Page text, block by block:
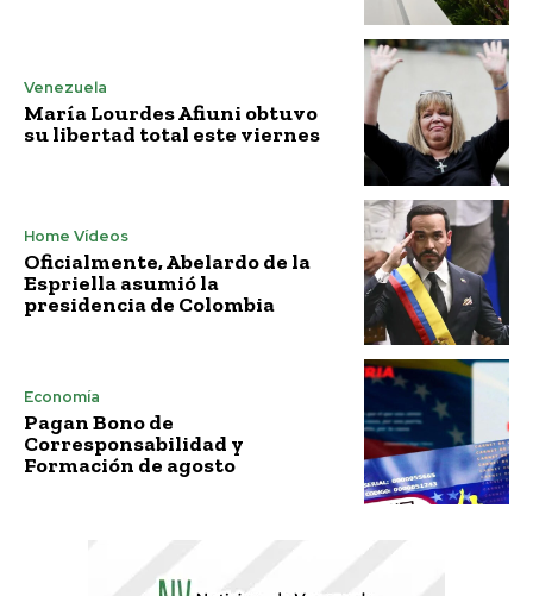
Venezuela
María Lourdes Afiuni obtuvo
su libertad total este viernes
Home Vídeos
Oficialmente, Abelardo de la
Espriella asumió la
presidencia de Colombia
Economía
Pagan Bono de
Corresponsabilidad y
Formación de agosto